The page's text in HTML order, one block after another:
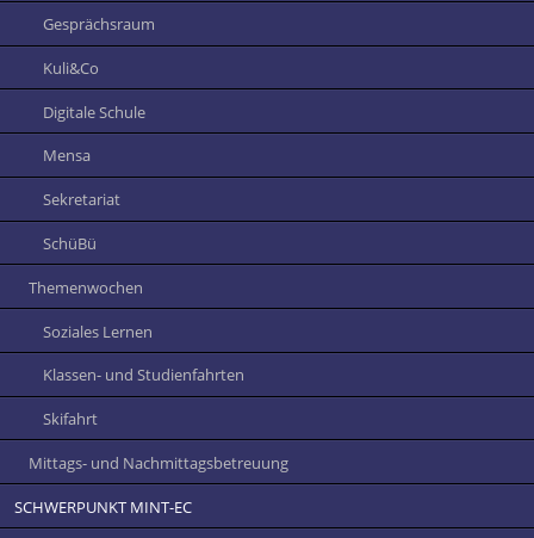
Gesprächsraum
Kuli&Co
Digitale Schule
Mensa
Sekretariat
SchüBü
Themenwochen
Soziales Lernen
Klassen- und Studienfahrten
Skifahrt
Mittags- und Nachmittagsbetreuung
SCHWERPUNKT MINT-EC